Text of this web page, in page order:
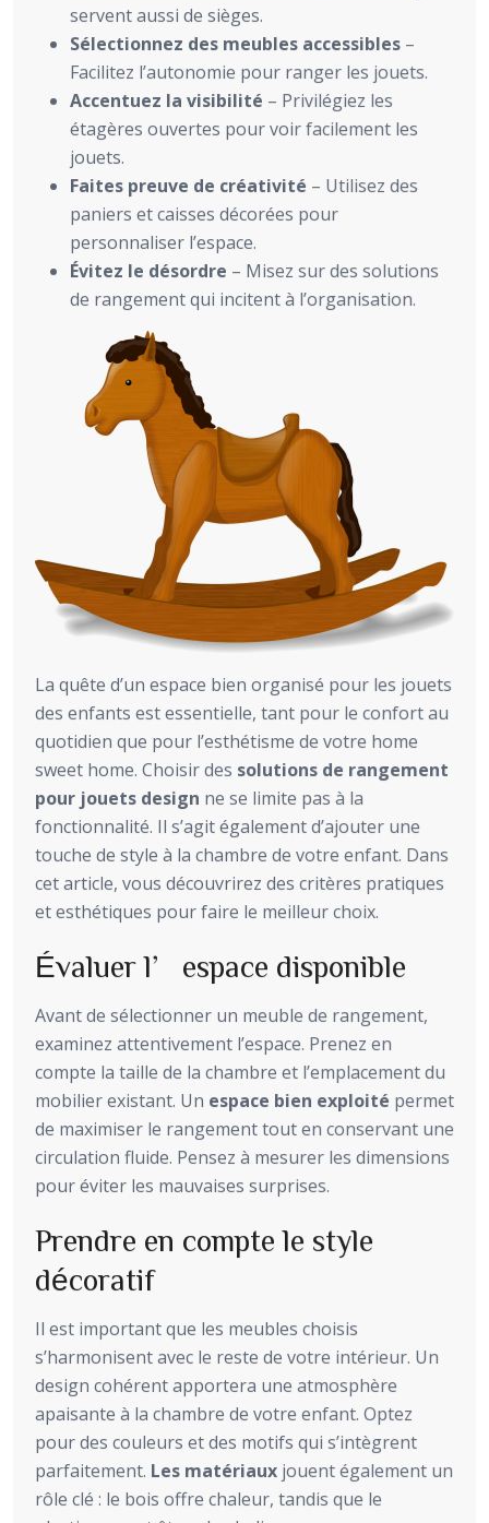
servent aussi de sièges.
Sélectionnez des meubles accessibles –
Facilitez l’autonomie pour ranger les jouets.
Accentuez la visibilité – Privilégiez les
étagères ouvertes pour voir facilement les
jouets.
Faites preuve de créativité – Utilisez des
paniers et caisses décorées pour
personnaliser l’espace.
Évitez le désordre – Misez sur des solutions
de rangement qui incitent à l’organisation.
La quête d’un espace bien organisé pour les jouets
des enfants est essentielle, tant pour le confort au
quotidien que pour l’esthétisme de votre home
sweet home. Choisir des solutions de rangement
pour jouets design ne se limite pas à la
fonctionnalité. Il s’agit également d’ajouter une
touche de style à la chambre de votre enfant. Dans
cet article, vous découvrirez des critères pratiques
et esthétiques pour faire le meilleur choix.
Évaluer l’espace disponible
Avant de sélectionner un meuble de rangement,
examinez attentivement l’espace. Prenez en
compte la taille de la chambre et l’emplacement du
mobilier existant. Un espace bien exploité permet
de maximiser le rangement tout en conservant une
circulation fluide. Pensez à mesurer les dimensions
pour éviter les mauvaises surprises.
Prendre en compte le style
décoratif
Il est important que les meubles choisis
s’harmonisent avec le reste de votre intérieur. Un
design cohérent apportera une atmosphère
apaisante à la chambre de votre enfant. Optez
pour des couleurs et des motifs qui s’intègrent
parfaitement. Les matériaux jouent également un
rôle clé : le bois offre chaleur, tandis que le